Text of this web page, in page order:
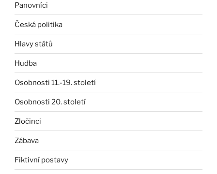
Panovníci
Česká politika
Hlavy států
Hudba
Osobnosti 11.-19. století
Osobnosti 20. století
Zločinci
Zábava
Fiktivní postavy